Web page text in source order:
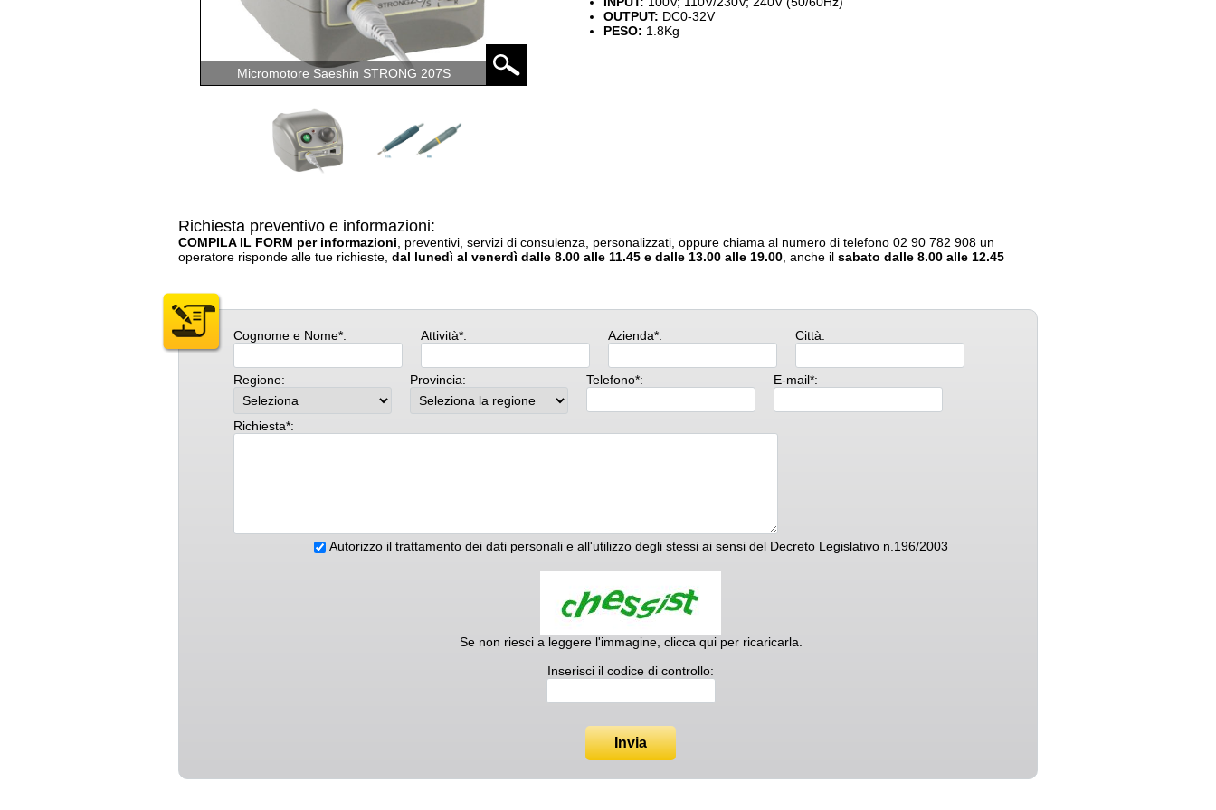
Micromotore Saeshin STRONG 207S
OUTPUT: DC0-32V
PESO: 1.8Kg
Richiesta preventivo e informazioni:
COMPILA IL FORM per informazioni , preventivi, servizi di consulenza, personalizzati, oppure chiama al numero di telefono 02 90 782 908 un
operatore risponde alle tue richieste, dal lunedì al venerdì dalle 8.00 alle 11.45 e dalle 13.00 alle 19.00 , anche il sabato dalle 8.00 alle 12.45
Cognome e Nome*: Attività*: Azienda*: Città:
Regione: Provincia: Telefono*: E-mail*:
Richiesta*:
Autorizzo il trattamento dei dati personali e all'utilizzo degli stessi ai sensi del Decreto Legislativo n.196/2003
Se non riesci a leggere l'immagine, clicca qui per ricaricarla.
Inserisci il codice di controllo:
Invia